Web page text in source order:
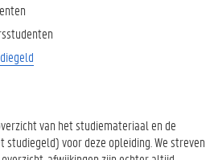
van het studiemateriaal en de
studiegeld) voor deze opleiding. We streven